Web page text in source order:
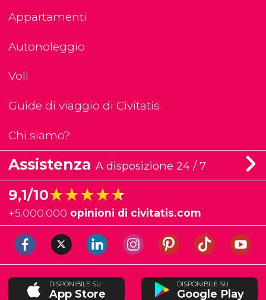
Appartamenti
Autonoleggio
Voli
Guide di viaggio di Civitatis
Chi siamo?
Assistenza A disposizione 24 / 7
9,1/10★★★★★
★★★★★
+5.000.000 opinioni di civitatis.com
DISPONIBILE SU
App Store
DISPONIBILE SU
Google Play